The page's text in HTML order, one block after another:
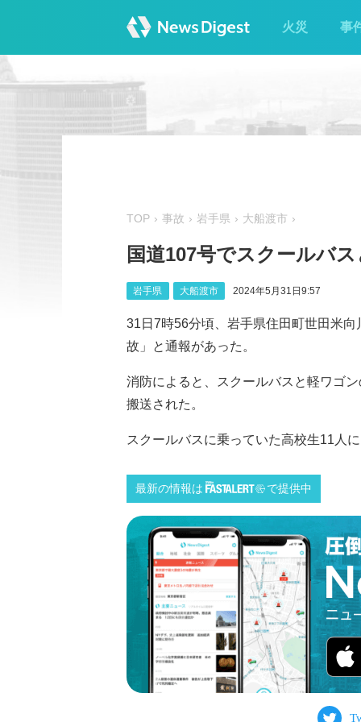
火災 事
TOP 事故 岩手県 大船渡市
国道107号でスクールバ
岩手県 大船渡市 2024年5月31日9:57
31日7時56分頃、岩手県住田町世田米
故」と通報があった。
消防によると、スクールバスと軽ワゴ
搬送された。
スクールバスに乗っていた高校生11人
最新の情報は で提供中